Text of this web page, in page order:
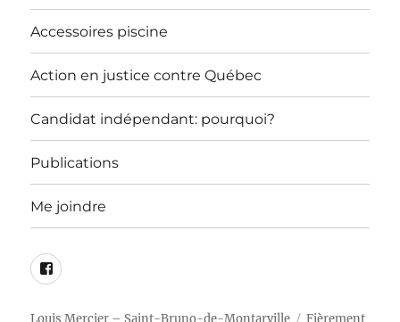
Accessoires piscine
Action en justice contre Québec
Candidat indépendant: pourquoi?
Publications
Me joindre
Page